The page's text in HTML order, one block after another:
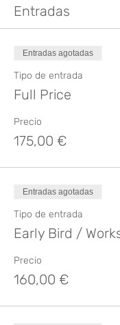
Entradas
Entradas agotadas
Tipo de entrada
Full Price
Precio
175,00 €
Entradas agotadas
Tipo de entrada
Early Bird /
Precio
160,00 €